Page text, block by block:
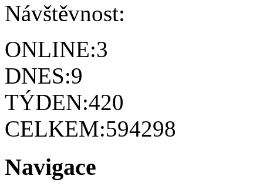
Návštěvnost:
ONLINE:3
DNES:9
TÝDEN:420
CELKEM:594298
Navigace